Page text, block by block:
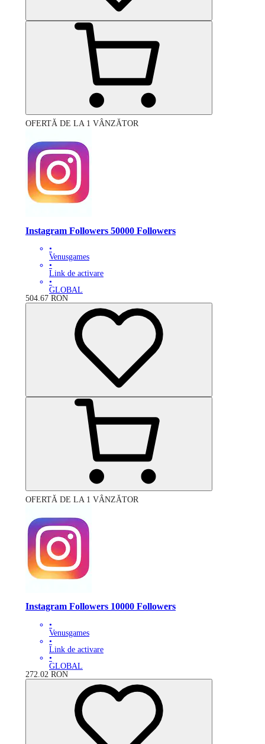
OFERTĂ DE LA 1 VÂNZĂTOR
Instagram Followers 50000 Followers
•
Venusgames
•
Link de activare
•
GLOBAL
504.67 RON
OFERTĂ DE LA 1 VÂNZĂTOR
Instagram Followers 10000 Followers
•
Venusgames
•
Link de activare
•
GLOBAL
272.02 RON